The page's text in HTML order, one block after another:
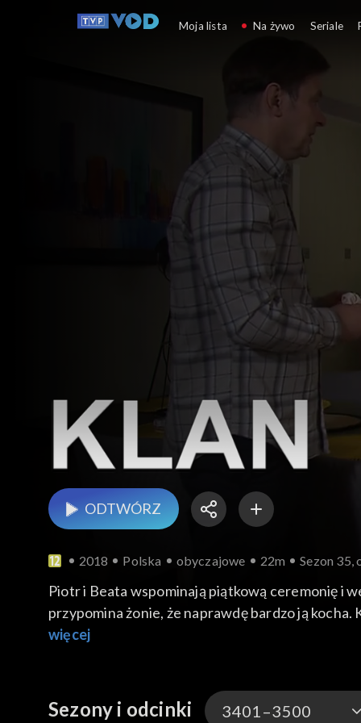
Klan
ODTWÓRZ
2018 Polska obyczajowe 22m Sezon 35,
Piotr i Beata wspominają piątkową ceremonię i
przypomina żonie, że naprawdę bardzo ją
wersja kradzieży przez samego Witka. Koziełło
więcej
Sezony i odcinki 3401–3500
Moja lista Na żywo Seriale